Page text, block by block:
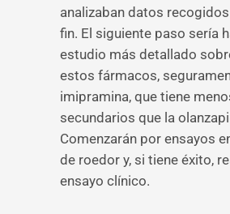
analizaban datos
fin. El siguiente paso sería
estudio más detallado
estos fármacos,
imipramina, que tiene
secundarios que la
Comenzarán por ensayos
de roedor y, si tiene éxito,
ensayo clínico.